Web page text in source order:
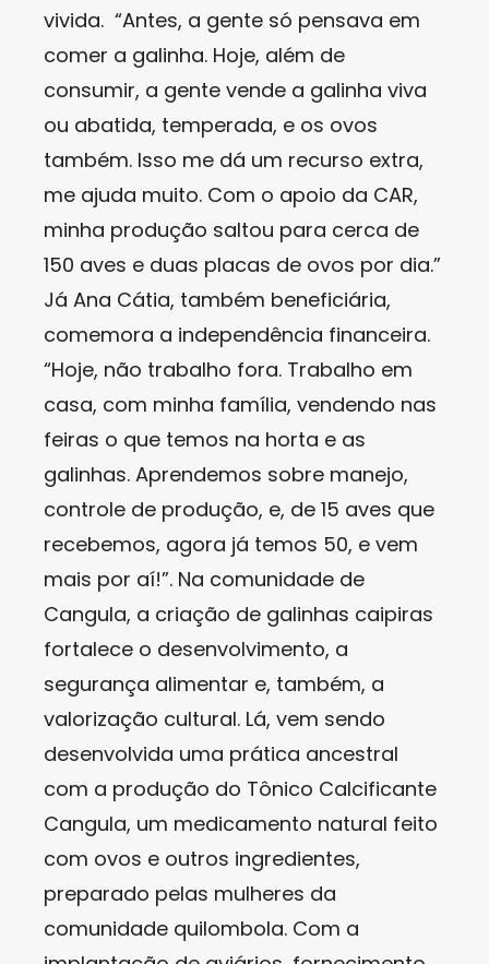
vivida. “Antes, a gente só pensava em
comer a galinha. Hoje, além de
consumir, a gente vende a galinha viva
ou abatida, temperada, e os ovos
também. Isso me dá um recurso extra,
me ajuda muito. Com o apoio da CAR,
minha produção saltou para cerca de
150 aves e duas placas de ovos por dia.”
Já Ana Cátia, também beneficiária,
comemora a independência financeira.
“Hoje, não trabalho fora. Trabalho em
casa, com minha família, vendendo nas
feiras o que temos na horta e as
galinhas. Aprendemos sobre manejo,
controle de produção, e, de 15 aves que
recebemos, agora já temos 50, e vem
mais por aí!”. Na comunidade de
Cangula, a criação de galinhas caipiras
fortalece o desenvolvimento, a
segurança alimentar e, também, a
valorização cultural. Lá, vem sendo
desenvolvida uma prática ancestral
com a produção do Tônico Calcificante
Cangula, um medicamento natural feito
com ovos e outros ingredientes,
preparado pelas mulheres da
comunidade quilombola. Com a